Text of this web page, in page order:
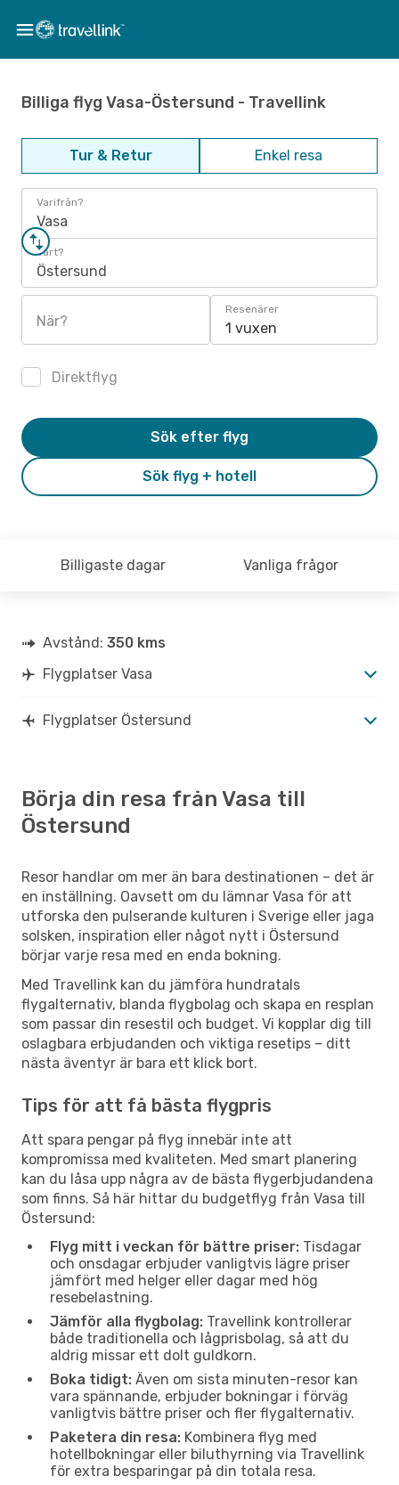
Billiga flyg Vasa-Östersund - Travellink
Tur & Retur Enkel resa
Varifrån?
Vasa
Vart?
Östersund
När?
Resenärer
1 vuxen
Direktflyg
Sök flyg + hotell
Sök efter flyg
Billigaste dagar Vanliga frågor
Avstånd: 350 kms
Flygplatser Vasa
Flygplatser Östersund
Börja din resa från Vasa till
Östersund
Resor handlar om mer än bara destinationen – det är
en inställning. Oavsett om du lämnar Vasa för att
utforska den pulserande kulturen i Sverige eller jaga
solsken, inspiration eller något nytt i Östersund
börjar varje resa med en enda bokning.
Med Travellink kan du jämföra hundratals
flygalternativ, blanda flygbolag och skapa en resplan
som passar din resestil och budget. Vi kopplar dig till
oslagbara erbjudanden och viktiga resetips – ditt
nästa äventyr är bara ett klick bort.
Tips för att få bästa flygpris
Att spara pengar på flyg innebär inte att
kompromissa med kvaliteten. Med smart planering
kan du låsa upp några av de bästa flygerbjudandena
som finns. Så här hittar du budgetflyg från Vasa till
Östersund:
Flyg mitt i veckan för bättre priser: Tisdagar
och onsdagar erbjuder vanligtvis lägre priser
jämfört med helger eller dagar med hög
resebelastning.
Jämför alla flygbolag: Travellink kontrollerar
både traditionella och lågprisbolag, så att du
aldrig missar ett dolt guldkorn.
Boka tidigt: Även om sista minuten-resor kan
vara spännande, erbjuder bokningar i förväg
vanligtvis bättre priser och fler flygalternativ.
Paketera din resa: Kombinera flyg med
hotellbokningar eller biluthyrning via Travellink
för extra besparingar på din totala resa.